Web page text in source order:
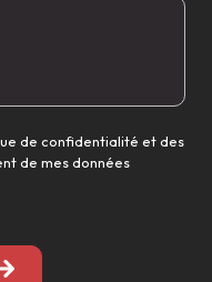
de confidentialité et des
de mes données